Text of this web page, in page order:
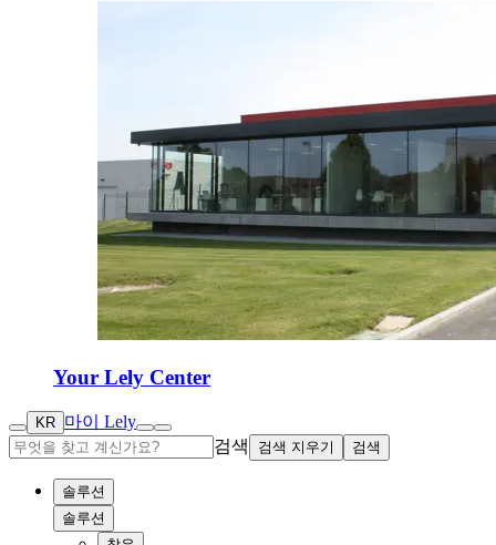
Your Lely Center
KR 마이 Lely
검색
검색 지우기 검색
솔루션
솔루션